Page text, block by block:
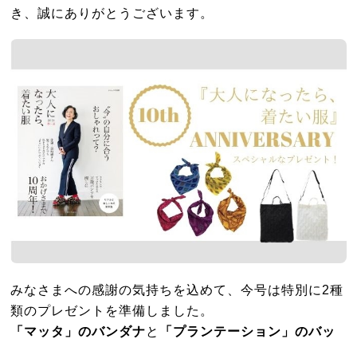
き、誠にありがとうございます。
みなさまへの感謝の気持ちを込めて、今号は特別に2種
類のプレゼントを準備しました。
「マッタ」のバンダナ と
「プランテーション」のバッ